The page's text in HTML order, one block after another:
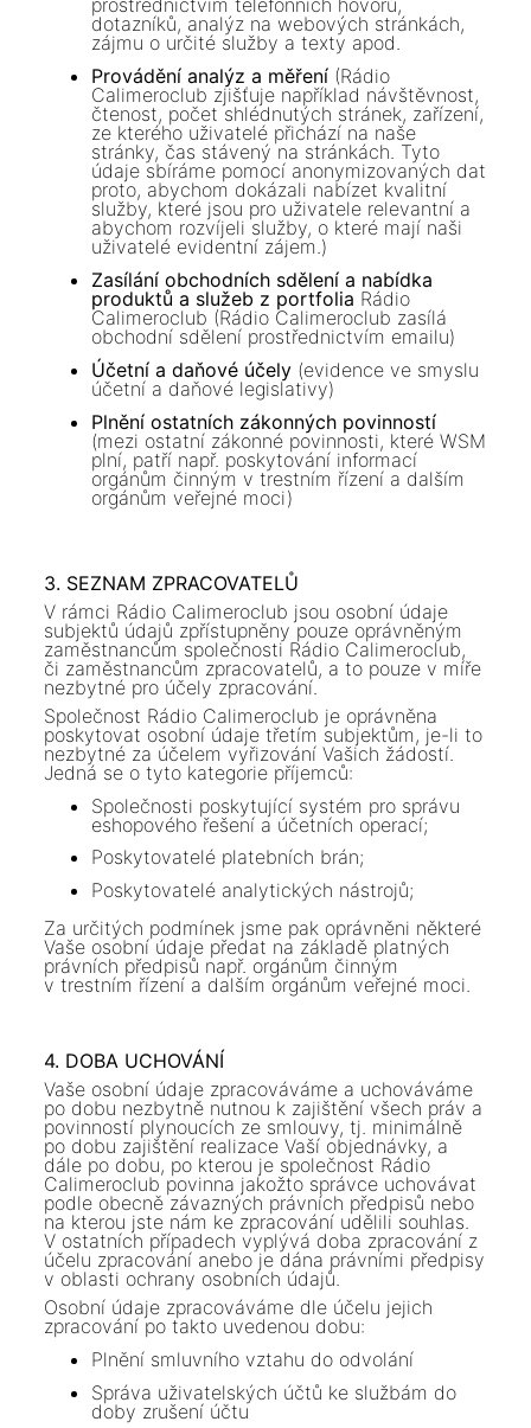
prostřednictvím telefonních hovorů,
dotazníků, analýz na webových stránkách,
zájmu o určité služby a texty apod.
Provádění analýz a měření (Rádio
Calimeroclub zjišťuje například návštěvnost,
čtenost, počet shlédnutých stránek, zařízení,
ze kterého uživatelé přichází na naše
stránky, čas stávený na stránkách. Tyto
údaje sbíráme pomocí anonymizovaných dat
proto, abychom dokázali nabízet kvalitní
služby, které jsou pro uživatele relevantní a
abychom rozvíjeli služby, o které mají naši
uživatelé evidentní zájem.)
Zasílání obchodních sdělení a nabídka
produktů a služeb z portfolia Rádio
Calimeroclub (Rádio Calimeroclub zasílá
obchodní sdělení prostřednictvím emailu)
Účetní a daňové účely (evidence ve smyslu
účetní a daňové legislativy)
Plnění ostatních zákonných povinností
(mezi ostatní zákonné povinnosti, které WSM
plní, patří např. poskytování informací
orgánům činným v trestním řízení a dalším
orgánům veřejné moci)
3. SEZNAM ZPRACOVATELŮ
V rámci Rádio Calimeroclub jsou osobní údaje
subjektů údajů zpřístupněny pouze oprávněným
zaměstnancům společnosti Rádio Calimeroclub,
či zaměstnancům zpracovatelů, a to pouze v míře
nezbytné pro účely zpracování.
Společnost Rádio Calimeroclub je oprávněna
poskytovat osobní údaje třetím subjektům, je-li to
nezbytné za účelem vyřizování Vašich žádostí.
Jedná se o tyto kategorie příjemců:
Společnosti poskytující systém pro správu
eshopového řešení a účetních operací;
Poskytovatelé platebních brán;
Poskytovatelé analytických nástrojů;
Za určitých podmínek jsme pak oprávněni některé
Vaše osobní údaje předat na základě platných
právních předpisů např. orgánům činným
v trestním řízení a dalším orgánům veřejné moci.
4. DOBA UCHOVÁNÍ
Vaše osobní údaje zpracováváme a uchováváme
po dobu nezbytně nutnou k zajištění všech práv a
povinností plynoucích ze smlouvy, tj. minimálně
po dobu zajištění realizace Vaší objednávky, a
dále po dobu, po kterou je společnost Rádio
Calimeroclub povinna jakožto správce uchovávat
podle obecně závazných právních předpisů nebo
na kterou jste nám ke zpracování udělili souhlas.
V ostatních případech vyplývá doba zpracování z
účelu zpracování anebo je dána právními předpisy
v oblasti ochrany osobních údajů.
Osobní údaje zpracováváme dle účelu jejich
zpracování po takto uvedenou dobu:
Plnění smluvního vztahu do odvolání
Správa uživatelských účtů ke službám do
doby zrušení účtu